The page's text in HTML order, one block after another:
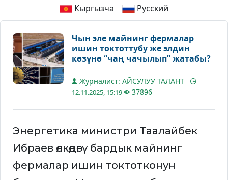
Кыргызча Русский
Чын эле майнинг фермалар
ишин токтоттубу же элдин
көзүнө “чаң чачылып” жатабы?
Журналист: АЙСУЛУУ ТАЛАНТ
12.11.2025, 15:19 37896
Энергетика министри Таалайбек
Ибраев өлкөдөгү бардык майнинг
фермалар ишин токтотконун